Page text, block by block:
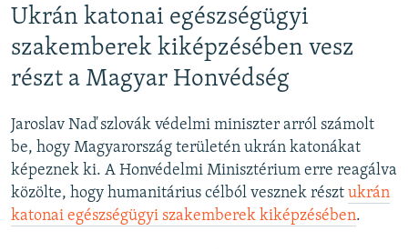
Ukrán katonai egészségügyi
szakemberek kiképzésében vesz
részt a Magyar Honvédség
Jaroslav Naď szlovák védelmi miniszter arról számolt
be, hogy Magyarország területén ukrán katonákat
képeznek ki. A Honvédelmi Minisztérium erre reagálva
közölte, hogy humanitárius célból vesznek részt ukrán
katonai egészségügyi szakemberek kiképzésében.